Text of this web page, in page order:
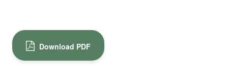
Download PDF